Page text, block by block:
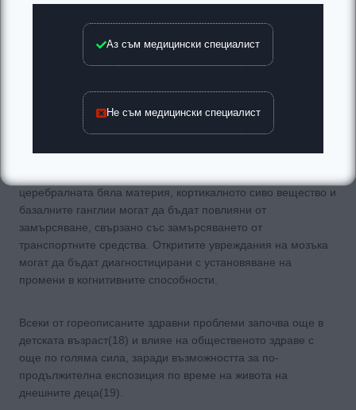
крайници(12). Има данни и за нивата на възпалителните
медиатори(13), което като цяло води до все по голямо
осъзнаване на кардиолозите за нуждата от профилактичен
данните, че замърсяването предразполага към
метаболитен синдром(15), и увеличава риска от диабет(16).
ЦНС. Един интересен обзор(17) осветлява възможните
церебралната бяла материя, кортикалното сиво вещество и
базалните ганглии могат да бъдат повлияни от
замърсяване, свързано със замърсяването от
транспортните средства. Откритите увреждания на мозъка
могат да бъдат диагностицирани с установяване на
промени в когнитивните способности.
Всеки от гореописаните здравни проблеми започва още в
детската възраст(18) и влияе на общественото здраве с
още по голяма сила, заради възможността за по-
продължителна експозиция по време на живота на
днешните деца(19).
Аз съм медицински специалист
Не съм медицински специалист